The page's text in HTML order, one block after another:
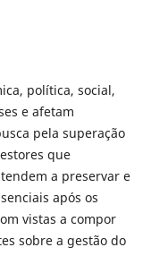
política, social,
e afetam
pela superação
que
a preservar e
após os
vistas a compor
sobre a gestão do